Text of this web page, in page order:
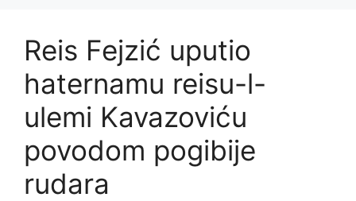
Reis Fejzić uputio
haternamu reisu-l-
ulemi Kavazoviću
povodom pogibije
rudara